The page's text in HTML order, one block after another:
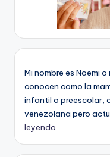
Mi nombre es Noemi
conocen como la
infantil o preescolar,
venezolana pero
leyendo